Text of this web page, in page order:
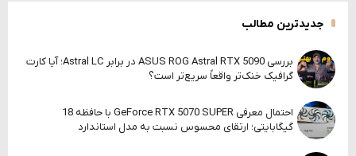
جدیدترین مطالب
بررسی ASUS ROG Astral RTX 5090 در برابر Astral LC؛ آیا کارت
گرافیک خنک‌تر واقعاً سریع‌تر است؟
احتمال معرفی GeForce RTX 5070 SUPER با حافظه 18
گیگابایتی؛ ارتقای محسوس نسبت به مدل استاندارد